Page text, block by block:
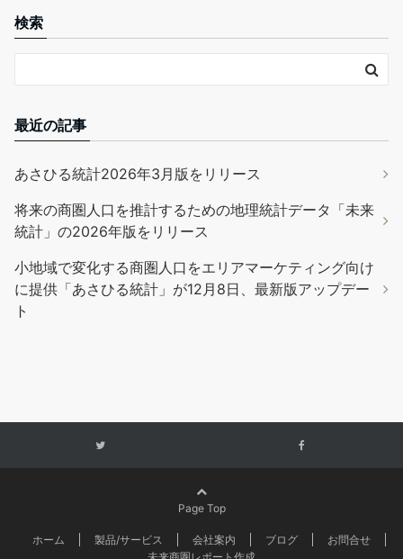
検索
最近の記事
あさひる統計2026年3月版をリリース
将来の商圏人口を推計するための地理統計データ「未来
統計」の2026年版をリリース
小地域で変化する商圏人口をエリアマーケティング向け
に提供「あさひる統計」が12月8日、最新版アップデー
ト
Page Top
ホーム 製品/サービス 会社案内 ブログ
お問合せ